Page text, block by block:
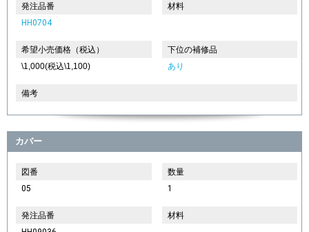
発注品番
HH0704
材料
希望小売価格（税込）
\1,000(税込\1,100)
下位の補修品
あり
備考
カバー
図番
05
数量
1
発注品番
材料